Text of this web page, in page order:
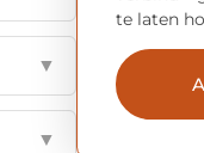
▼
▼
te laten